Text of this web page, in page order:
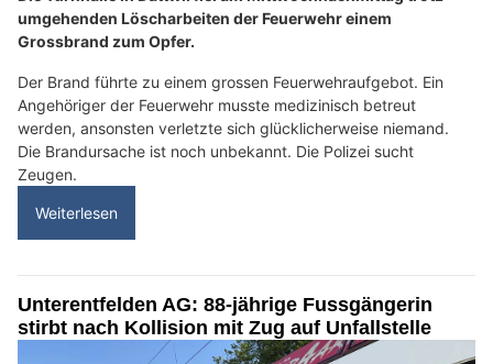
umgehenden Löscharbeiten der Feuerwehr einem
Grossbrand zum Opfer.
Der Brand führte zu einem grossen Feuerwehraufgebot. Ein
Angehöriger der Feuerwehr musste medizinisch betreut
werden, ansonsten verletzte sich glücklicherweise niemand.
Die Brandursache ist noch unbekannt. Die Polizei sucht
Zeugen.
Weiterlesen
Unterentfelden AG: 88-jährige Fussgängerin
stirbt nach Kollision mit Zug auf Unfallstelle